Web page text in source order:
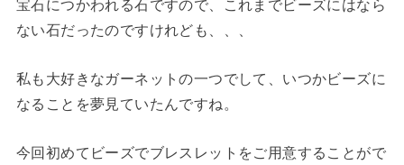
宝石につかわれる石ですので、これまでビーズにはなら
ない石だったのですけれども、、、
私も大好きなガーネットの一つでして、いつかビーズに
なることを夢見ていたんですね。
今回初めてビーズでブレスレットをご用意することがで